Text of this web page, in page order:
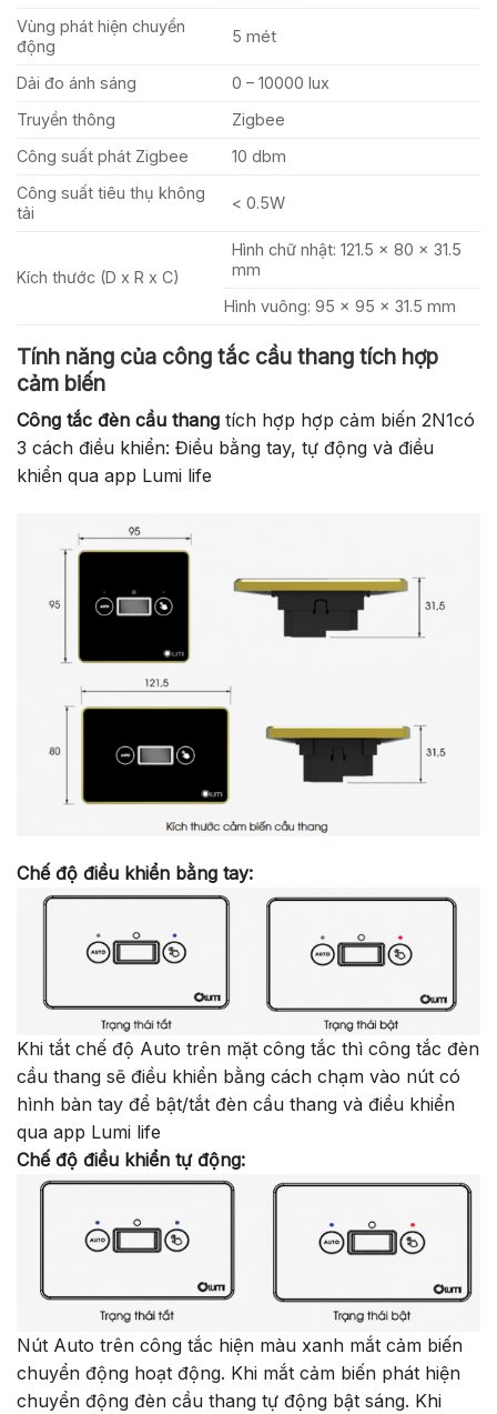
Vùng phát hiện chuyển
động
5 mét
Dải đo ánh sáng
0 – 10000 lux
Truyền thông
Zigbee
Công suất phát Zigbee
10 dbm
Công suất tiêu thụ không
tải
< 0.5W
Kích thước (D x R x C)
Hình chữ nhật: 121.5 x 80 x 31.5
mm
Hình vuông: 95 x 95 x 31.5 mm
Tính năng của công tắc cầu thang tích hợp
cảm biến
Công tắc đèn cầu thang tích hợp hợp cảm biến 2N1có
3 cách điều khiển: Điều bằng tay, tự động và điều
khiển qua app Lumi life
Chế độ điều khiển bằng tay:
Khi tắt chế độ Auto trên mặt công tắc thì công tắc đèn
cầu thang sẽ điều khiển bằng cách chạm vào nút có
hình bàn tay để bật/tắt đèn cầu thang và điều khiển
qua app Lumi life
Chế độ điều khiển tự động:
Nút Auto trên công tắc hiện màu xanh mắt cảm biến
chuyển động hoạt động. Khi mắt cảm biến phát hiện
chuyển động đèn cầu thang tự động bật sáng. Khi